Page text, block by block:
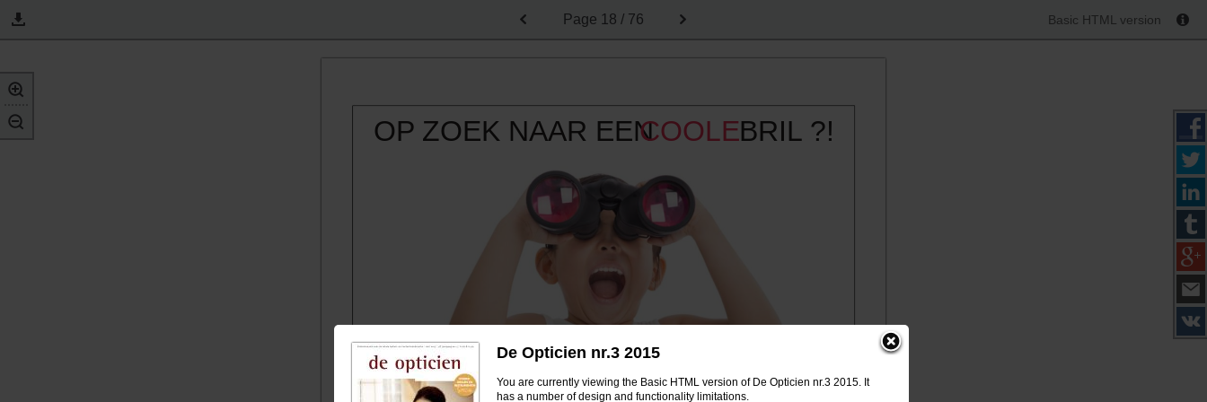
De Opticien nr.3 2015
You are currently viewing the Basic HTML version of De Opticien nr.3 2015. It
has a number of design and functionality limitations.
Page 18 / 76 Basic HTML version
OP ZOEK NAAR EENCOOLEBRIL ?!
BBIG BOX ,voor opticiens
met visie .......